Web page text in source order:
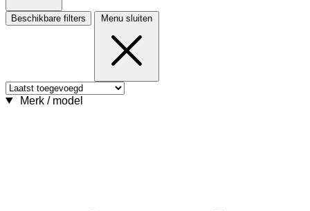
Beschikbare filters Menu sluiten
Merk / model